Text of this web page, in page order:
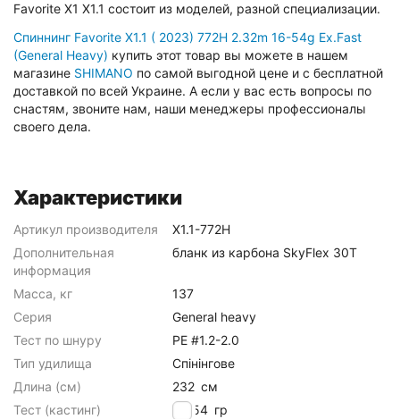
Favorite X1 X1.1 состоит из моделей, разной специализации.
Спиннинг Favorite X1.1 ( 2023) 772H 2.32m 16-54g Ex.Fast
(General Heavy) купить этот товар вы можете в нашем
магазине SHIMANO по самой выгодной цене и с бесплатной
доставкой по всей Украине. А если у вас есть вопросы по
снастям, звоните нам, наши менеджеры профессионалы
своего дела.
Характеристики
Артикул производителя
X1.1-772H
Дополнительная
информация
бланк из карбона SkyFlex 30T
Масса, кг
137
Серия
General heavy
Тест по шнуру
PE #1.2-2.0
Тип удилища
Спінінгове
Длина (см)
232 см
Тест (кастинг)
16-54 гр